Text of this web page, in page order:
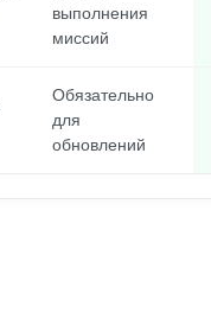
выполнения
миссий
Обязательно
для
обновлений